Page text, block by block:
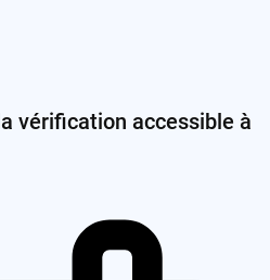
vérification accessible à